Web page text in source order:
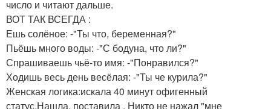
число и читают дальше.
ВОТ ТАК ВСЕГДА :
Ешь солёное: -"Ты что, беременная?"
Пьёшь много воды: -"С бодуна, что ли?"
Спрашиваешь чьё-то имя: -"Понравился?"
Ходишь весь день весёлая: -"Ты че курила?"
Женская логика:искала 40 минут офигенный
статус.Нашла, поставила . Никто не нажал "мне